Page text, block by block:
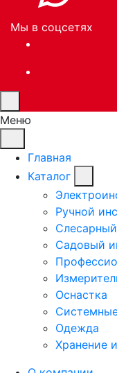
Мы в соцсетях
Меню
Главная
Каталог
Ручной
Садовый
Оснастка
Одежда
Хранение